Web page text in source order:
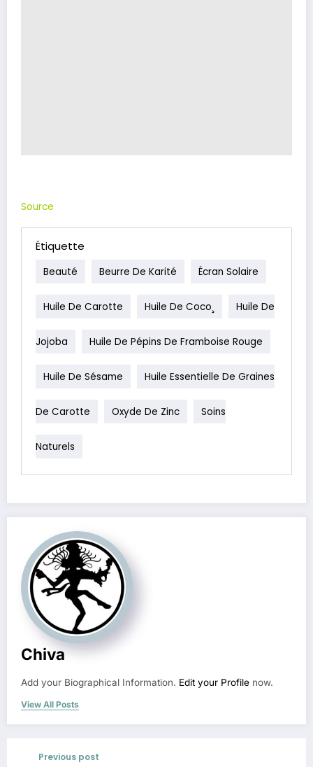
Source
Étiquette
Beauté Beurre De Karité Écran Solaire
Huile De Carotte Huile De Coco¸ Huile De
Jojoba Huile De Pépins De Framboise Rouge
Huile De Sésame Huile Essentielle De Graines
De Carotte Oxyde De Zinc Soins
Naturels
Chiva
Add your Biographical Information. Edit your Profile now.
View All Posts
Previous post